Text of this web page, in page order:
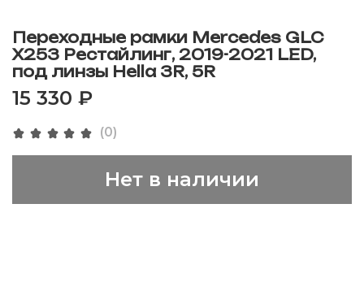
(0)
Переходные рамки Mercedes GLC
X253 Рестайлинг, 2019-2021 LED,
под линзы Hella 3R, 5R
15 330 ₽
Нет в наличии